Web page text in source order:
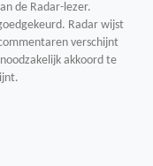
de Radar-lezer.
Radar wijst
verschijnt
akkoord te